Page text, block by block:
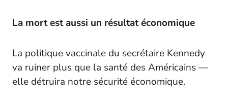
La mort est aussi un résultat économique
La politique vaccinale du secrétaire Kennedy
va ruiner plus que la santé des Américains —
elle détruira notre sécurité économique.